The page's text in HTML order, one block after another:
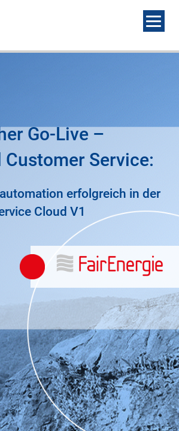
erfolgreich in der
Cloud V1
Go-Live –
Customer Service: